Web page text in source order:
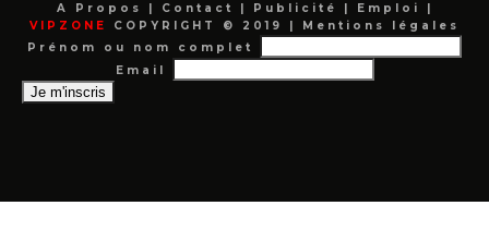
A Propos Contact Publicité Emploi
VIPZONE
COPYRIGHT © 2019 |
Mentions légales
Prénom ou nom complet
Email